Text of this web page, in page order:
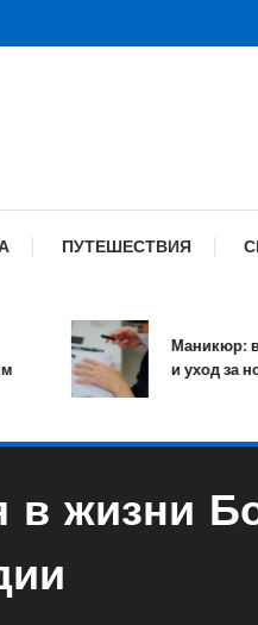
ПУТЕШЕСТВИЯ
Маникюр:
и уход за
жизни